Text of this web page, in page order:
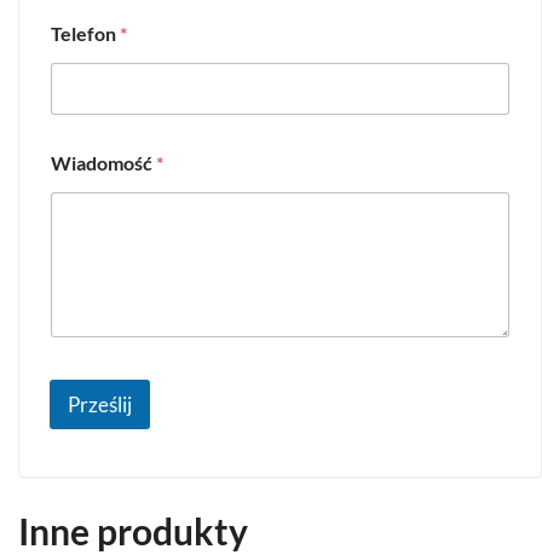
Telefon *
Wiadomość *
Prześlij
Inne produkty